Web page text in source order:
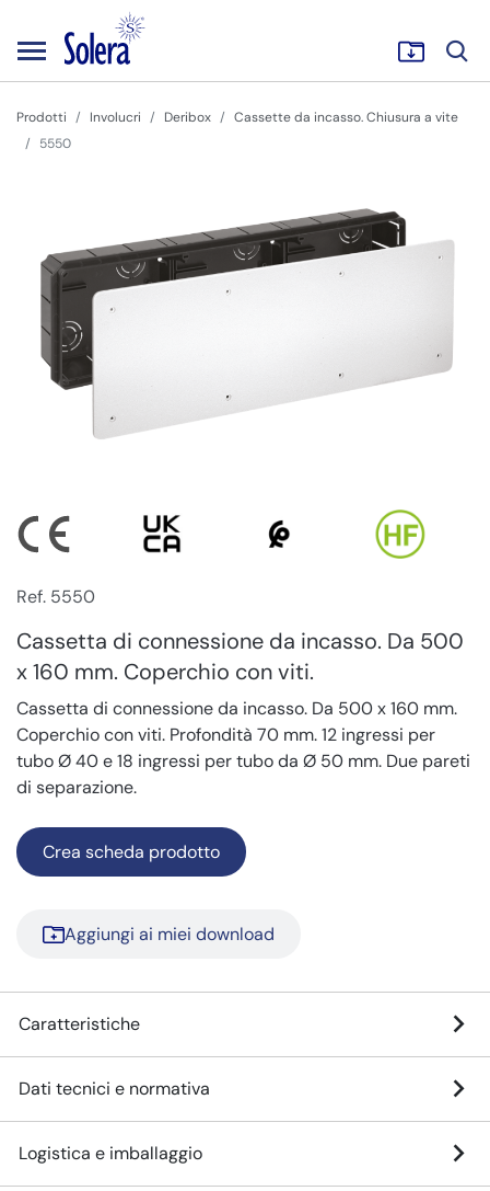
Prodotti Involucri Deribox
Cassette da incasso. Chiusura a vite
5550
Ref. 5550
Cassetta di connessione da incasso. Da 500
x 160 mm. Coperchio con viti.
Cassetta di connessione da incasso. Da 500 x 160 mm.
Coperchio con viti. Profondità 70 mm. 12 ingressi per
tubo Ø 40 e 18 ingressi per tubo da Ø 50 mm. Due pareti
di separazione.
Crea scheda prodotto
Aggiungi ai miei download
Caratteristiche
Dati tecnici e normativa
Logistica e imballaggio